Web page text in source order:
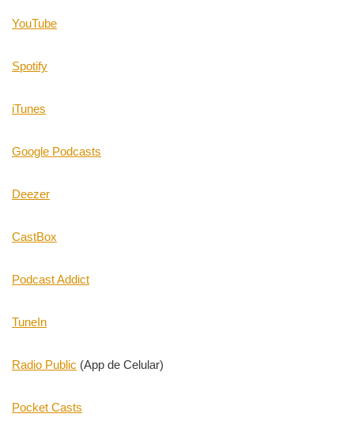
d
u
i
YouTube
Spotify
iTunes
Google Podcasts
Deezer
CastBox
Podcast Addict
TuneIn
Radio Public (App de Celular)
Pocket Casts